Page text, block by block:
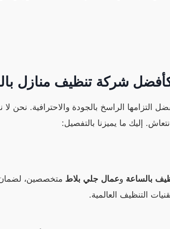
كأفضل شركة تنظيف منازل
التزامها الراسخ بالجودة والاحترافية. نحن
إليك ما يميزنا بالتفصيل:
بالساعة وعمال جلي بلاط متخصصين، لضمان
التنظيف العالمية.